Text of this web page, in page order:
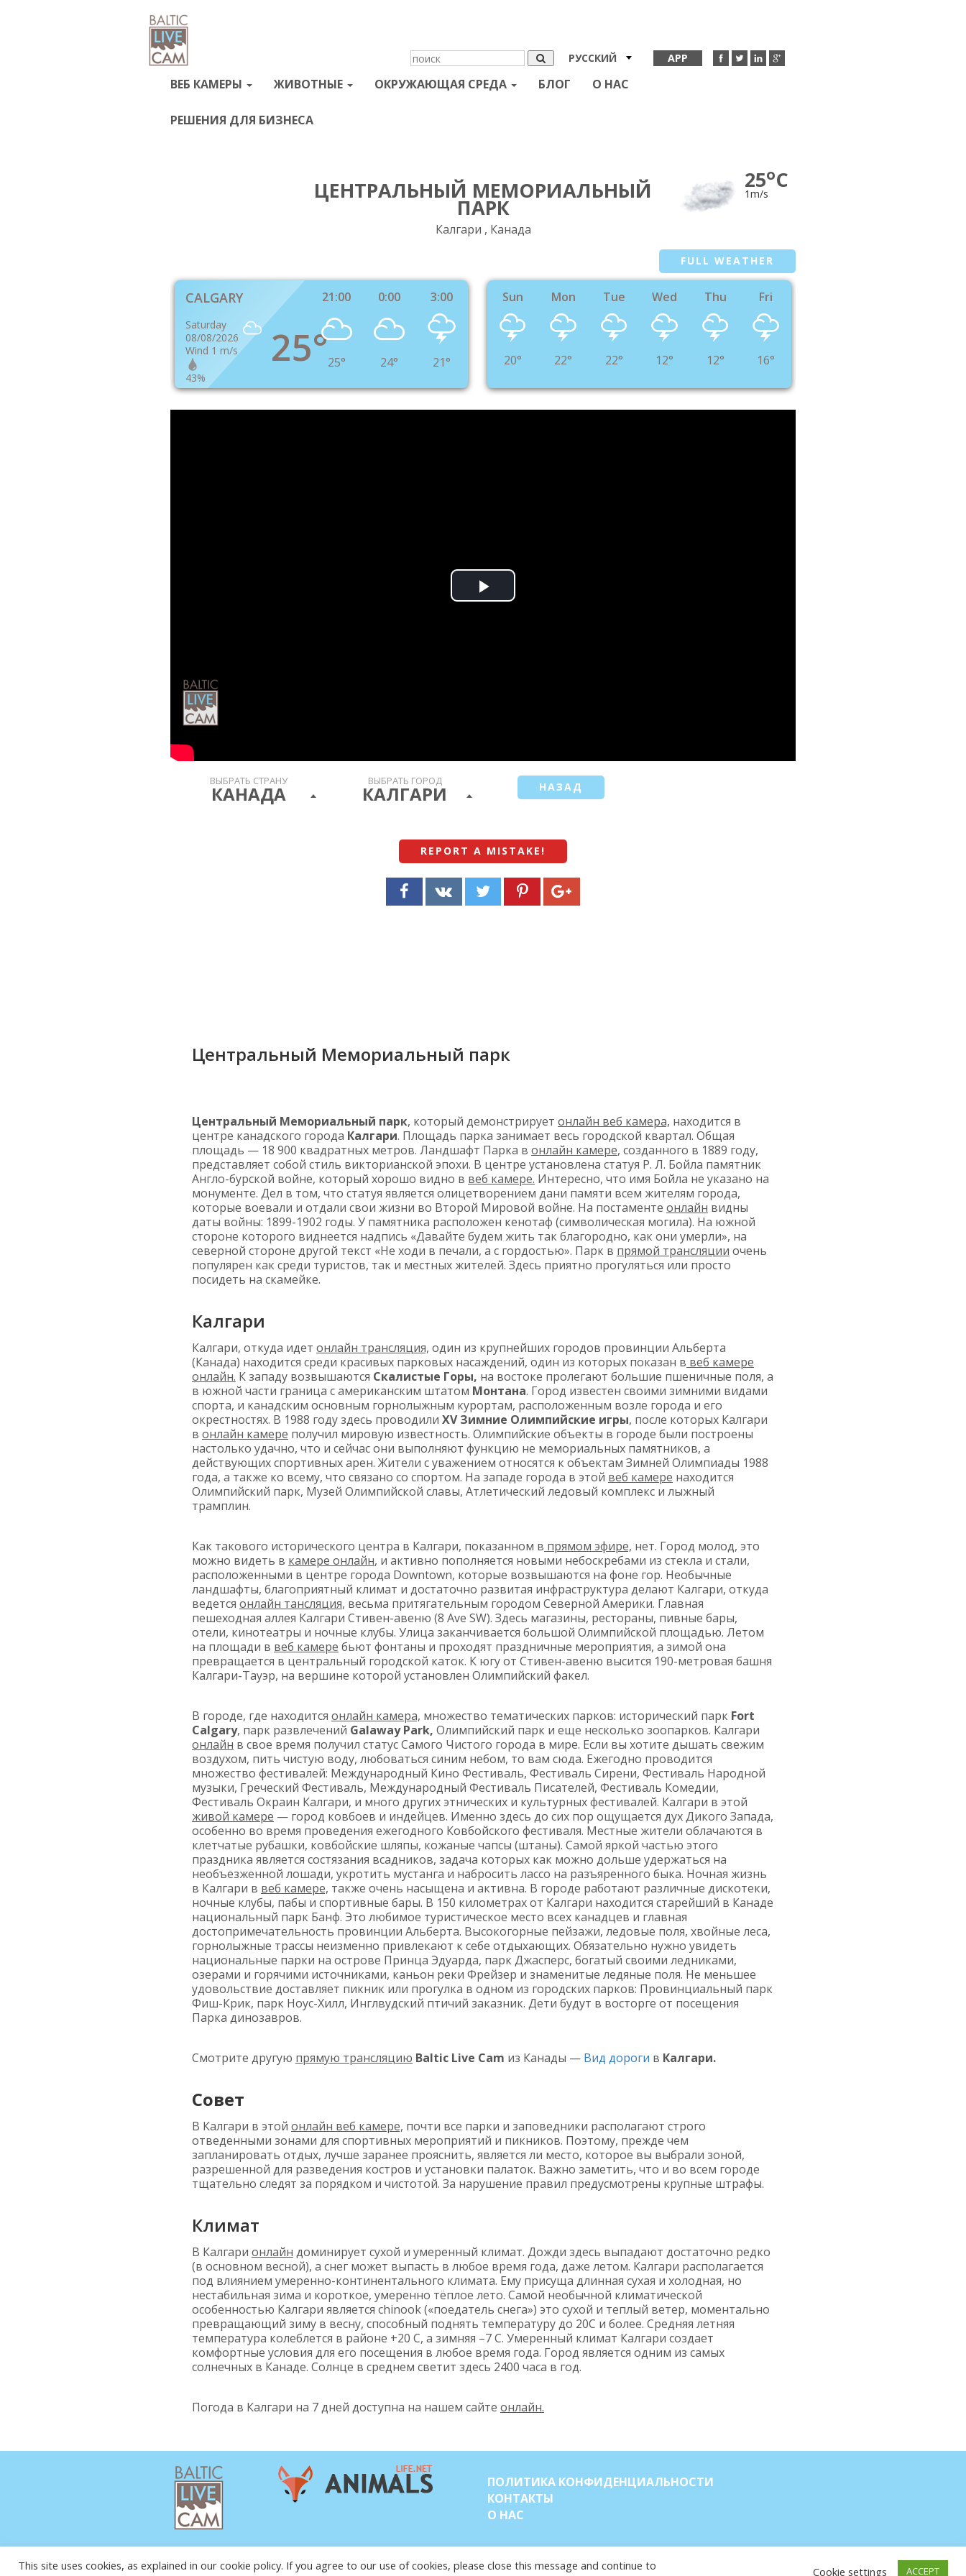
APP
РУССКИЙ
ВЕБ КАМЕРЫ ЖИВОТНЫЕ ОКРУЖАЮЩАЯ СРЕДА БЛОГ О НАС
РЕШЕНИЯ ДЛЯ БИЗНЕСА
ЦЕНТРАЛЬНЫЙ МЕМОРИАЛЬНЫЙ
ПАРК
Калгари , Канада
25oC
1m/s
FULL WEATHER
CALGARY
Saturday
08/08/2026
Wind 1 m/s
43%
25°
21:00
25°
0:00
24°
3:00
21°
Sun
20°
Mon
22°
Tue
22°
Wed
12°
Thu
12°
Fri
16°
Play
ВЫБРАТЬ СТРАНУ
КАНАДА
ВЫБРАТЬ ГОРОД
КАЛГАРИ НАЗАД
REPORT A MISTAKE !
Центральный Мемориальный парк
Центральный Мемориальный парк, который демонстрирует онлайн веб камера, находится в
центре канадского города Калгари. Площадь парка занимает весь городской квартал. Общая
площадь — 18 900 квадратных метров. Ландшафт Парка в онлайн камере, созданного в 1889 году,
представляет собой стиль викторианской эпохи. В центре установлена статуя Р. Л. Бойла памятник
Англо-бурской войне, который хорошо видно в веб камере. Интересно, что имя Бойла не указано на
монументе. Дел в том, что статуя является олицетворением дани памяти всем жителям города,
которые воевали и отдали свои жизни во Второй Мировой войне. На постаменте онлайн видны
даты войны: 1899-1902 годы. У памятника расположен кенотаф (символическая могила). На южной
стороне которого виднеется надпись «Давайте будем жить так благородно, как они умерли», на
северной стороне другой текст «Не ходи в печали, а с гордостью». Парк в прямой трансляции очень
популярен как среди туристов, так и местных жителей. Здесь приятно прогуляться или просто
посидеть на скамейке.
Калгари
Калгари, откуда идет онлайн трансляция, один из крупнейших городов провинции Альберта
(Канада) находится среди красивых парковых насаждений, один из которых показан в веб камере
онлайн. К западу возвышаются Скалистые Горы, на востоке пролегают большие пшеничные поля, а
в южной части граница с американским штатом Монтана. Город известен своими зимними видами
спорта, и канадским основным горнолыжным курортам, расположенным возле города и его
окрестностях. В 1988 году здесь проводили XV Зимние Олимпийские игры, после которых Калгари
в онлайн камере получил мировую известность. Олимпийские объекты в городе были построены
настолько удачно, что и сейчас они выполняют функцию не мемориальных памятников, а
действующих спортивных арен. Жители с уважением относятся к объектам Зимней Олимпиады 1988
года, а также ко всему, что связано со спортом. На западе города в этой веб камере находится
Олимпийский парк, Музей Олимпийской славы, Атлетический ледовый комплекс и лыжный
трамплин.
Как такового исторического центра в Калгари, показанном в прямом эфире, нет. Город молод, это
можно видеть в камере онлайн, и активно пополняется новыми небоскребами из стекла и стали,
расположенными в центре города Downtown, которые возвышаются на фоне гор. Необычные
ландшафты, благоприятный климат и достаточно развитая инфраструктура делают Калгари, откуда
ведется онлайн тансляция, весьма притягательным городом Северной Америки. Главная
пешеходная аллея Калгари Стивен-авеню (8 Ave SW). Здесь магазины, рестораны, пивные бары,
отели, кинотеатры и ночные клубы. Улица заканчивается большой Олимпийской площадью. Летом
на площади в веб камере бьют фонтаны и проходят праздничные мероприятия, а зимой она
превращается в центральный городской каток. К югу от Стивен-авеню высится 190-метровая башня
Калгари-Тауэр, на вершине которой установлен Олимпийский факел.
В городе, где находится онлайн камера, множество тематических парков: исторический парк Fort
Calgary, парк развлечений Galaway Park, Олимпийский парк и еще несколько зоопарков. Калгари
онлайн в свое время получил статус Самого Чистого города в мире. Если вы хотите дышать свежим
воздухом, пить чистую воду, любоваться синим небом, то вам сюда. Ежегодно проводится
множество фестивалей: Международный Кино Фестиваль, Фестиваль Сирени, Фестиваль Народной
музыки, Греческий Фестиваль, Международный Фестиваль Писателей, Фестиваль Комедии,
Фестиваль Окраин Калгари, и много других этнических и культурных фестивалей. Калгари в этой
живой камере — город ковбоев и индейцев. Именно здесь до сих пор ощущается дух Дикого Запада,
особенно во время проведения ежегодного Ковбойского фестиваля. Местные жители облачаются в
клетчатые рубашки, ковбойские шляпы, кожаные чапсы (штаны). Самой яркой частью этого
праздника является состязания всадников, задача которых как можно дольше удержаться на
необъезженной лошади, укротить мустанга и набросить лассо на разъяренного быка. Ночная жизнь
в Калгари в веб камере, также очень насыщена и активна. В городе работают различные дискотеки,
ночные клубы, пабы и спортивные бары. В 150 километрах от Калгари находится старейший в Канаде
национальный парк Банф. Это любимое туристическое место всех канадцев и главная
достопримечательность провинции Альберта. Высокогорные пейзажи, ледовые поля, хвойные леса,
горнолыжные трассы неизменно привлекают к себе отдыхающих. Обязательно нужно увидеть
национальные парки на острове Принца Эдуарда, парк Джасперс, богатый своими ледниками,
озерами и горячими источниками, каньон реки Фрейзер и знаменитые ледяные поля. Не меньшее
удовольствие доставляет пикник или прогулка в одном из городских парков: Провинциальный парк
Фиш-Крик, парк Ноус-Хилл, Инглвудский птичий заказник. Дети будут в восторге от посещения
Парка динозавров.
Смотрите другую прямую трансляцию Baltic Live Cam из Канады — Вид дороги в Калгари.
Совет
В Калгари в этой онлайн веб камере, почти все парки и заповедники располагают строго
отведенными зонами для спортивных мероприятий и пикников. Поэтому, прежде чем
запланировать отдых, лучше заранее прояснить, является ли место, которое вы выбрали зоной,
разрешенной для разведения костров и установки палаток. Важно заметить, что и во всем городе
тщательно следят за порядком и чистотой. За нарушение правил предусмотрены крупные штрафы.
Климат
В Калгари онлайн доминирует сухой и умеренный климат. Дожди здесь выпадают достаточно редко
(в основном весной), а снег может выпасть в любое время года, даже летом. Калгари располагается
под влиянием умеренно-континентального климата. Ему присуща длинная сухая и холодная, но
нестабильная зима и короткое, умеренно тёплое лето. Самой необычной климатической
особенностью Калгари является chinook («поедатель снега») это сухой и теплый ветер, моментально
превращающий зиму в весну, способный поднять температуру до 20C и более. Средняя летняя
температура колеблется в районе +20 C, а зимняя –7 C. Умеренный климат Калгари создает
комфортные условия для его посещения в любое время года. Город является одним из самых
солнечных в Канаде. Солнце в среднем светит здесь 2400 часа в год.
Погода в Калгари на 7 дней доступна на нашем сайте онлайн.
ПОЛИТИКА КОНФИДЕНЦИАЛЬНОСТИ
КОНТАКТЫ
О НАС
© COPYRIGHT 2015-2026. BALTIC LIVE CAM
This site uses cookies, as explained in our cookie policy. If you agree to our use of cookies, please close this message and continue to
Cookie settings ACCEPT